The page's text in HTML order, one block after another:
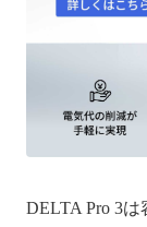
DELTA Pro 3